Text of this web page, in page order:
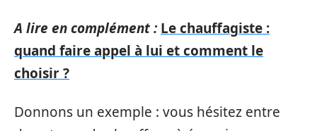
A lire en complément : Le chauffagiste :
quand faire appel à lui et comment le
choisir ?
Donnons un exemple : vous hésitez entre